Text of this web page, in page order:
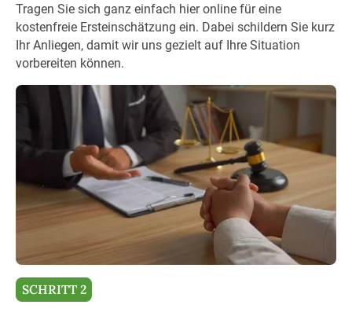
Tragen Sie sich ganz einfach hier online für eine
kostenfreie Ersteinschätzung ein. Dabei schildern Sie kurz
Ihr Anliegen, damit wir uns gezielt auf Ihre Situation
vorbereiten können.
SCHRITT 2